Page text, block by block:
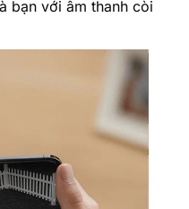
bạn với âm thanh còi